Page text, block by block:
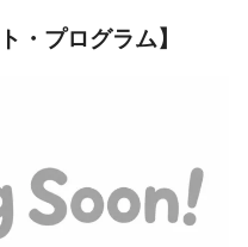
・プログラム】